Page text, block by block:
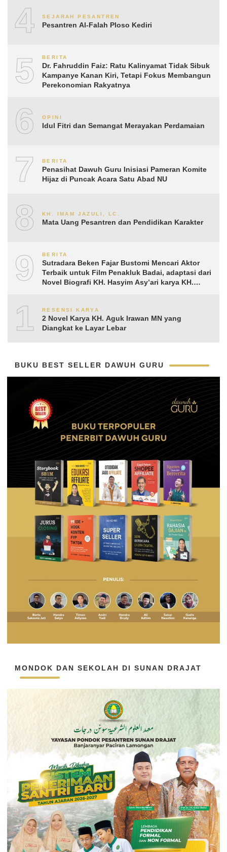
4 SEJARAH PESANTREN
Pesantren Al-Falah Ploso Kediri
5 BERITA
Dr. Fahruddin Faiz: Ratu Kalinyamat Tidak Sibuk
Kampanye Kanan Kiri, Tetapi Fokus Membangun
Perekonomian Rakyatnya
6 OPINI
Idul Fitri dan Semangat Merayakan Perdamaian
7 BERITA
Penasihat Dawuh Guru Inisiasi Pameran Komite
Hijaz di Puncak Acara Satu Abad NU
8 KH. IMAM JAZULI, LC.
Mata Uang Pesantren dan Pendidikan Karakter
9 BERITA
Sutradara Beken Fajar Bustomi Mencari Aktor
Terbaik untuk Film Penakluk Badai, adaptasi dari
Novel Biografi KH. Hasyim Asy’ari karya KH.
10RESENSI KARYA
2 Novel Karya KH. Aguk Irawan MN yang
Diangkat ke Layar Lebar
BUKU BEST SELLER DAWUH GURU
MONDOK DAN SEKOLAH DI SUNAN DRAJAT